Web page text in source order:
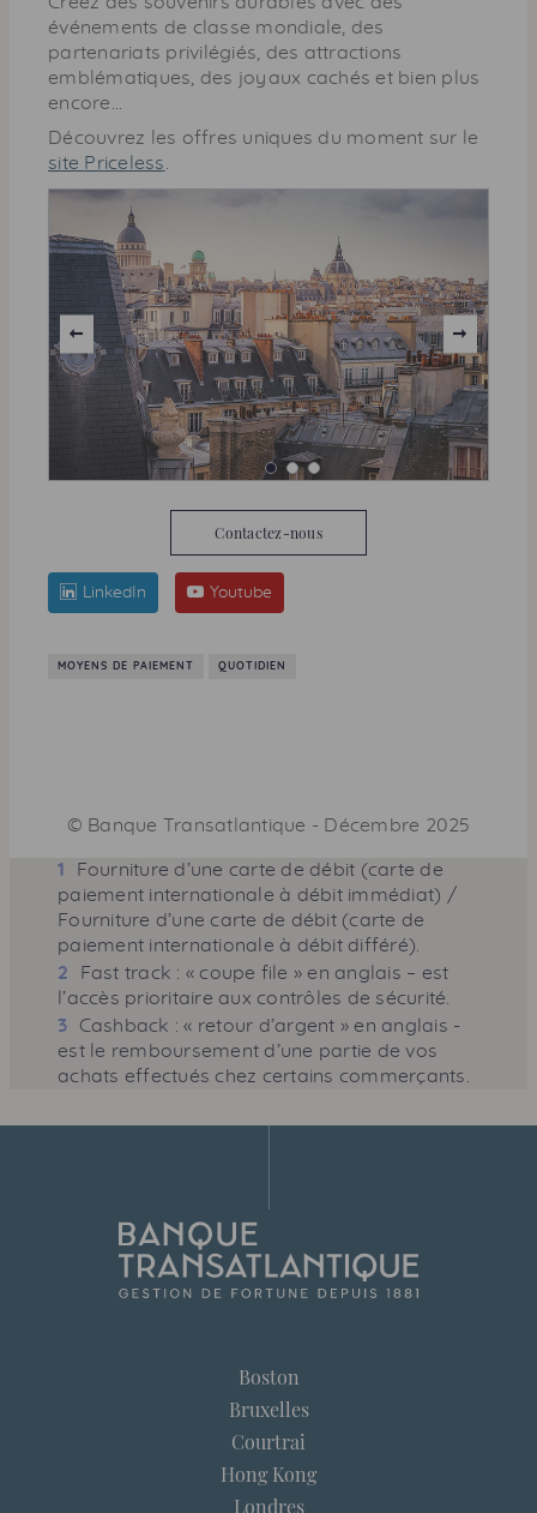
événements de classe mondiale, des
partenariats privilégiés, des attractions
emblématiques, des joyaux cachés et bien plus
encore…
Découvrez les offres uniques du moment sur le
site Priceless
Contactez-nous
LinkedIn Youtube
MOYENS DE PAIEMENT QUOTIDIEN
© Banque Transatlantique - Décembre 2025
1
Fourniture d’une carte de débit (carte de
paiement internationale à débit immédiat) /
Fourniture d’une carte de débit (carte de
paiement internationale à débit différé).
2
Fast track : « coupe ﬁle » en anglais – est
l’accès prioritaire aux contrôles de sécurité.
3
Cashback : « retour d’argent » en anglais -
est le remboursement d’une partie de vos
achats effectués chez certains commerçants.
Boston
Bruxelles
Courtrai
Hong Kong
Londres